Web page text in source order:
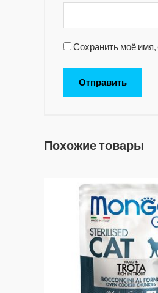
Сохранить моё
Похожие товары